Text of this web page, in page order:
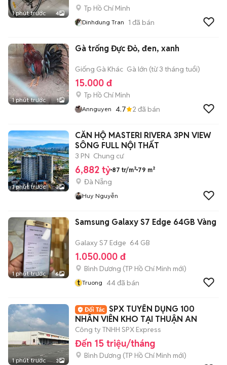
1 phút trước 4
Tp Hồ Chí Minh
Dinhdung Tran 1 đã bán
1 phút trước 1
Gà trống Đực Đỏ, đen, xanh
Giống Gà Khác Gà lớn (từ 3 tháng tuổi)
15.000 đ
Tp Hồ Chí Minh
Annguyen 4.7 2 đã bán
1 phút trước 3
CĂN HỘ MASTERI RIVERA 3PN VIEW
SÔNG FULL NỘI THẤT
3 PN Chung cư
6,882 tỷ 87 tr/m² 79 m²
Đà Nẵng
Huy Nguyễn
1 phút trước 6
Samsung Galaxy S7 Edge 64GB Vàng
Galaxy S7 Edge 64 GB
1.050.000 đ
Bình Dương (TP Hồ Chí Minh mới)
t Truong 44đã bán
1 phút trước 3
SPX TUYỂN DỤNG 100
NHÂN VIÊN KHO TẠI THUẬN AN
Công ty TNHH SPX Express
Đến 15 triệu/tháng
Bình Dương (TP Hồ Chí Minh mới)